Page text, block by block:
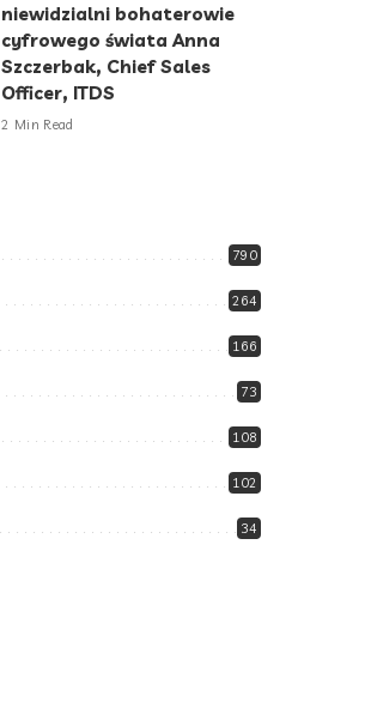
niewidzialni bohaterowie
cyfrowego świata Anna
Szczerbak, Chief Sales
Officer, ITDS
2 Min Read
790
264
166
73
108
102
34